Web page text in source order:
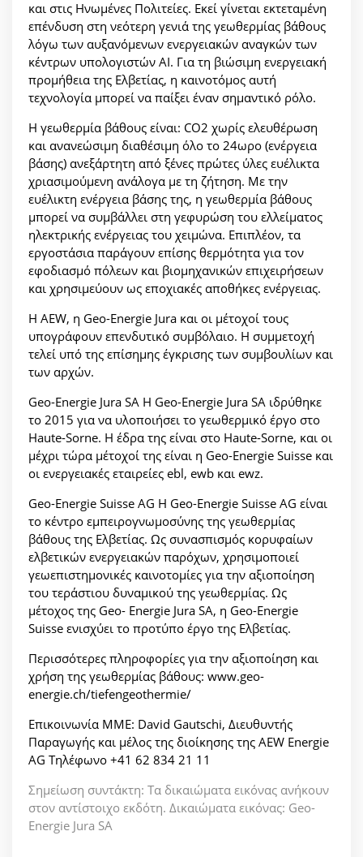
και στις Ηνωμένες Πολιτείες. Εκεί γίνεται εκτεταμένη
επένδυση στη νεότερη γενιά της γεωθερμίας βάθους
λόγω των αυξανόμενων ενεργειακών αναγκών των
κέντρων υπολογιστών AI. Για τη βιώσιμη ενεργειακή
προμήθεια της Ελβετίας, η καινοτόμος αυτή
τεχνολογία μπορεί να παίξει έναν σημαντικό ρόλο.
Η γεωθερμία βάθους είναι: CO2 χωρίς ελευθέρωση
και ανανεώσιμη διαθέσιμη όλο το 24ωρο (ενέργεια
βάσης) ανεξάρτητη από ξένες πρώτες ύλες ευέλικτα
χριασιμούμενη ανάλογα με τη ζήτηση. Με την
ευέλικτη ενέργεια βάσης της, η γεωθερμία βάθους
μπορεί να συμβάλλει στη γεφυρώση του ελλείματος
ηλεκτρικής ενέργειας του χειμώνα. Επιπλέον, τα
εργοστάσια παράγουν επίσης θερμότητα για τον
εφοδιασμό πόλεων και βιομηχανικών επιχειρήσεων
και χρησιμεύουν ως εποχιακές αποθήκες ενέργειας.
Η AEW, η Geo-Energie Jura και οι μέτοχοί τους
υπογράφουν επενδυτικό συμβόλαιο. Η συμμετοχή
τελεί υπό της επίσημης έγκρισης των συμβουλίων και
των αρχών.
Geo-Energie Jura SA Η Geo-Energie Jura SA ιδρύθηκε
το 2015 για να υλοποιήσει το γεωθερμικό έργο στο
Haute-Sorne. Η έδρα της είναι στο Haute-Sorne, και οι
μέχρι τώρα μέτοχοί της είναι η Geo-Energie Suisse και
οι ενεργειακές εταιρείες ebl, ewb και ewz.
Geo-Energie Suisse AG Η Geo-Energie Suisse AG είναι
το κέντρο εμπειρογνωμοσύνης της γεωθερμίας
βάθους της Ελβετίας. Ως συνασπισμός κορυφαίων
ελβετικών ενεργειακών παρόχων, χρησιμοποιεί
γεωεπιστημονικές καινοτομίες για την αξιοποίηση
του τεράστιου δυναμικού της γεωθερμίας. Ως
μέτοχος της Geo- Energie Jura SA, η Geo-Energie
Suisse ενισχύει το προτύπο έργο της Ελβετίας.
Περισσότερες πληροφορίες για την αξιοποίηση και
χρήση της γεωθερμίας βάθους: www.geo-
energie.ch/tiefengeothermie/
Επικοινωνία ΜΜΕ: David Gautschi, Διευθυντής
Παραγωγής και μέλος της διοίκησης της AEW Energie
AG Τηλέφωνο +41 62 834 21 11
Σημείωση συντάκτη: Τα δικαιώματα εικόνας ανήκουν
στον αντίστοιχο εκδότη. Δικαιώματα εικόνας: Geo-
Energie Jura SA